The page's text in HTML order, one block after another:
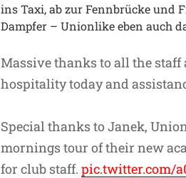
ins Taxi, ab zur Fennbrücke und
Dampfer – Unionlike eben auch
Massive thanks to all the staff
hospitality today and
Special thanks to Janek,
mornings tour of their new
for club staff. pic.twitter.com/